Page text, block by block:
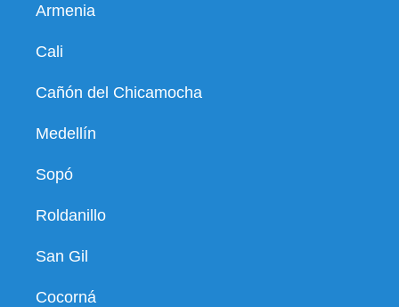
Armenia
Cali
Cañón del Chicamocha
Medellín
Sopó
Roldanillo
San Gil
Cocorná